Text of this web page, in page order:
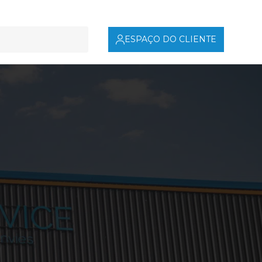
ESPAÇO DO CLIENTE